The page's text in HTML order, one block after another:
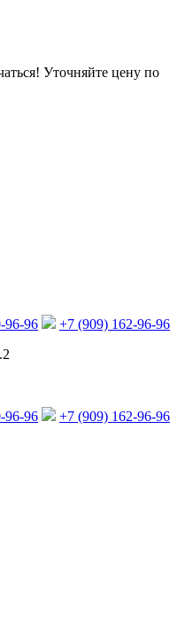
Уточняйте цену по
96-96
+7 (909) 162-96-96
96-96 +7 (909) 162-96-96